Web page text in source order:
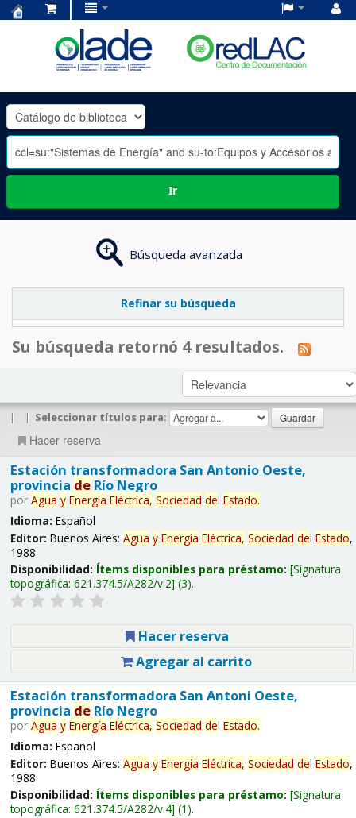
OLADE
-
Ir
Búsqueda avanzada
Refinar su búsqueda
Su búsqueda retornó 4 resultados.
| | Seleccionar títulos para:
Hacer reserva
Estación transformadora San Antonio Oeste,
provincia deRío Negro
por Agua y Energía Eléctrica, Sociedad del Estado.
Idioma: Español
Editor: Buenos Aires: Agua y Energía Eléctrica, Sociedad del Estado,
1988
Disponibilidad: Ítems disponibles para préstamo: Signatura
topográfica: 621.374.5/A282/v.2 (3).
Hacer reserva
Agregar al carrito
Estación transformadora San Antoni Oeste,
provincia deRío Negro
por Agua y Energía Eléctrica, Sociedad del Estado.
Idioma: Español
Editor: Buenos Aires: Agua y Energía Eléctrica, Sociedad del Estado,
1988
Disponibilidad: Ítems disponibles para préstamo: Signatura
topográfica: 621.374.5/A282/v.4 (1).